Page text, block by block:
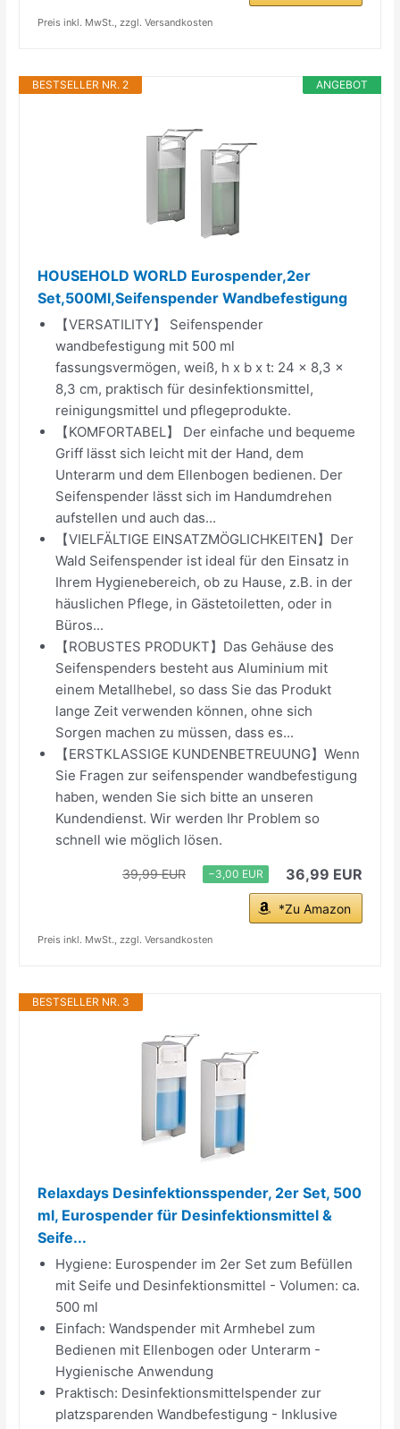
Preis inkl. MwSt., zzgl. Versandkosten
ANGEBOT
BESTSELLER NR. 2
HOUSEHOLD WORLD Eurospender,2er
Set,500Ml,Seifenspender Wandbefestigung
【VERSATILITY】 Seifenspender
wandbefestigung mit 500 ml
fassungsvermögen, weiß, h x b x t: 24 x 8,3 x
8,3 cm, praktisch für desinfektionsmittel,
reinigungsmittel und pflegeprodukte.
【KOMFORTABEL】 Der einfache und bequeme
Griff lässt sich leicht mit der Hand, dem
Unterarm und dem Ellenbogen bedienen. Der
Seifenspender lässt sich im Handumdrehen
aufstellen und auch das...
【VIELFÄLTIGE EINSATZMÖGLICHKEITEN】Der
Wald Seifenspender ist ideal für den Einsatz in
Ihrem Hygienebereich, ob zu Hause, z.B. in der
häuslichen Pflege, in Gästetoiletten, oder in
Büros...
【ROBUSTES PRODUKT】Das Gehäuse des
Seifenspenders besteht aus Aluminium mit
einem Metallhebel, so dass Sie das Produkt
lange Zeit verwenden können, ohne sich
Sorgen machen zu müssen, dass es...
【ERSTKLASSIGE KUNDENBETREUUNG】Wenn
Sie Fragen zur seifenspender wandbefestigung
haben, wenden Sie sich bitte an unseren
Kundendienst. Wir werden Ihr Problem so
schnell wie möglich lösen.
39,99 EUR −3,00 EUR 36,99 EUR
*Zu Amazon
Preis inkl. MwSt., zzgl. Versandkosten
BESTSELLER NR. 3
Relaxdays Desinfektionsspender, 2er Set, 500
ml, Eurospender für Desinfektionsmittel &
Seife...
Hygiene: Eurospender im 2er Set zum Befüllen
mit Seife und Desinfektionsmittel - Volumen: ca.
500 ml
Einfach: Wandspender mit Armhebel zum
Bedienen mit Ellenbogen oder Unterarm -
Hygienische Anwendung
Praktisch: Desinfektionsmittelspender zur
platzsparenden Wandbefestigung - Inklusive